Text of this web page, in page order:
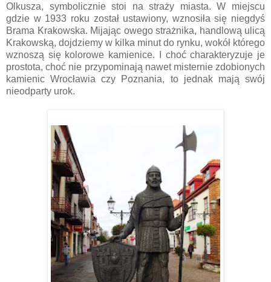
Olkusza, symbolicznie stoi na straży miasta. W miejscu
gdzie w 1933 roku został ustawiony, wznosiła się niegdyś
Brama Krakowska. Mijając owego strażnika, handlową ulicą
Krakowską, dojdziemy w kilka minut do rynku, wokół którego
wznoszą się kolorowe kamienice. I choć charakteryzuje je
prostota, choć nie przypominają nawet misternie zdobionych
kamienic Wrocławia czy Poznania, to jednak mają swój
nieodparty urok.